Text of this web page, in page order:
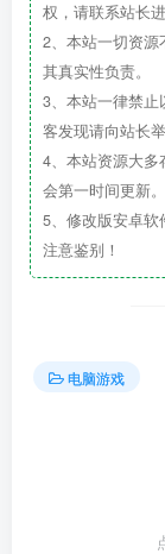
权，请联系站长
2、本站一切资
其真实性负责。
3、本站一律禁
客发现请向站长举
4、本站资源大多
会第一时间更新。
5、修改版安卓软
注意鉴别！
电脑游戏